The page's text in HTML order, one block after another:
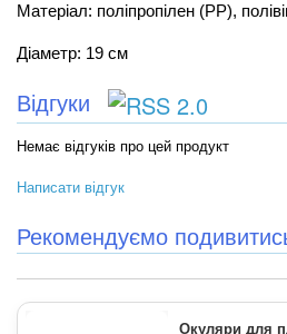
Матеріал: поліпропілен (PP),
Діаметр: 19 см
Відгуки
Немає відгуків про цей продукт
Написати відгук
Рекомендуємо
Окуляри для